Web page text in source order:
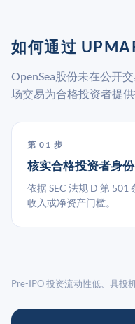
如何通过
OpenSea股份未在公开
场交易为合格投资者提供
第 01 步
核实合格投资者身份
依据 SEC 法规 D 第 501
收入或净资产门槛。
Pre-IPO 投资流动性低、具投